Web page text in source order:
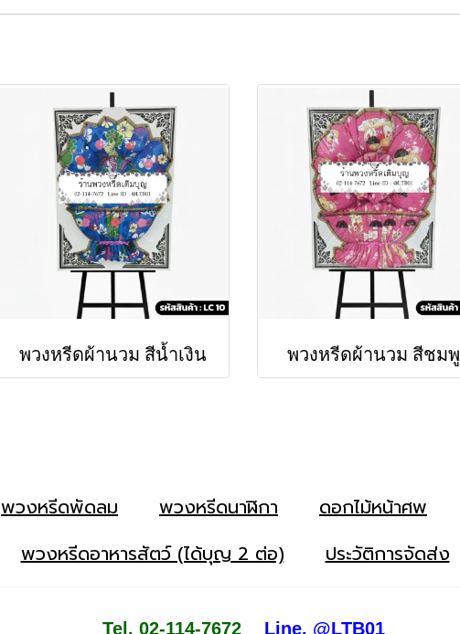
พวงหรีดผ้านวม สีน้ำเงิน พวงหรีดผ้านวม สีชมพู
พวงหรีดพัดลม พวงหรีดนาฬิกา ดอกไม้หน้าศพ
พวงหรีดอาหารสัตว์ (ได้บุญ 2 ต่อ) ประวัติการจัดส่ง
Tel. 02-114-7672 Line. @LTB01